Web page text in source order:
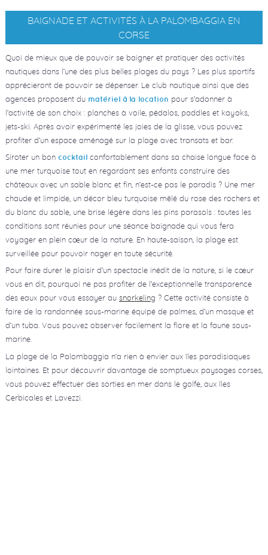
BAIGNADE ET ACTIVITÉS À LA PALOMBAGGIA EN
CORSE
Quoi de mieux que de pouvoir se baigner et pratiquer des activités
nautiques dans l’une des plus belles plages du pays ? Les plus sportifs
apprécieront de pouvoir se dépenser. Le club nautique ainsi que des
agences proposent du matériel à la location pour s’adonner à
l’activité de son choix : planches à voile, pédalos, paddles et kayaks,
jets-ski. Après avoir expérimenté les joies de la glisse, vous pouvez
profiter d’un espace aménagé sur la plage avec transats et bar.
Siroter un bon cocktailconfortablement dans sa chaise longue face à
une mer turquoise tout en regardant ses enfants construire des
châteaux avec un sable blanc et fin, n’est-ce pas le paradis ? Une mer
chaude et limpide, un décor bleu turquoise mêlé du rose des rochers et
du blanc du sable, une brise légère dans les pins parasols : toutes les
conditions sont réunies pour une séance baignade qui vous fera
voyager en plein cœur de la nature. En haute-saison, la plage est
surveillée pour pouvoir nager en toute sécurité.
Pour faire durer le plaisir d’un spectacle inédit de la nature, si le cœur
vous en dit, pourquoi ne pas profiter de l’exceptionnelle transparence
des eaux pour vous essayer au snorkeling ? Cette activité consiste à
faire de la randonnée sous-marine équipé de palmes, d’un masque et
d’un tuba. Vous pouvez observer facilement la flore et la faune sous-
marine.
La plage de la Palombaggia n’a rien à envier aux îles paradisiaques
lointaines. Et pour découvrir davantage de somptueux paysages corses,
vous pouvez effectuer des sorties en mer dans le golfe, aux îles
Cerbicales et Lavezzi.